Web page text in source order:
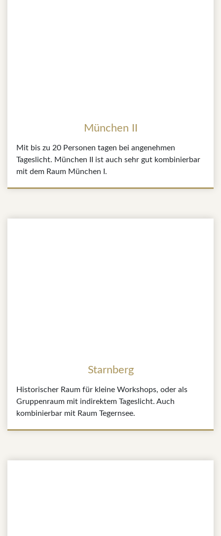
München II
Mit bis zu 20 Personen tagen bei angenehmen
Tageslicht. München II ist auch sehr gut kombinierbar
mit dem Raum München I.
Starnberg
Historischer Raum für kleine Workshops, oder als
Gruppenraum mit indirektem Tageslicht. Auch
kombinierbar mit Raum Tegernsee.